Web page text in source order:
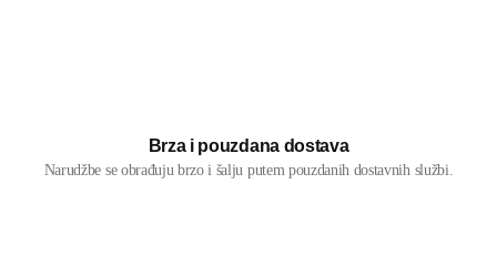
Brza i pouzdana dostava
Narudžbe se obrađuju brzo i šalju putem pouzdanih dostavnih službi.